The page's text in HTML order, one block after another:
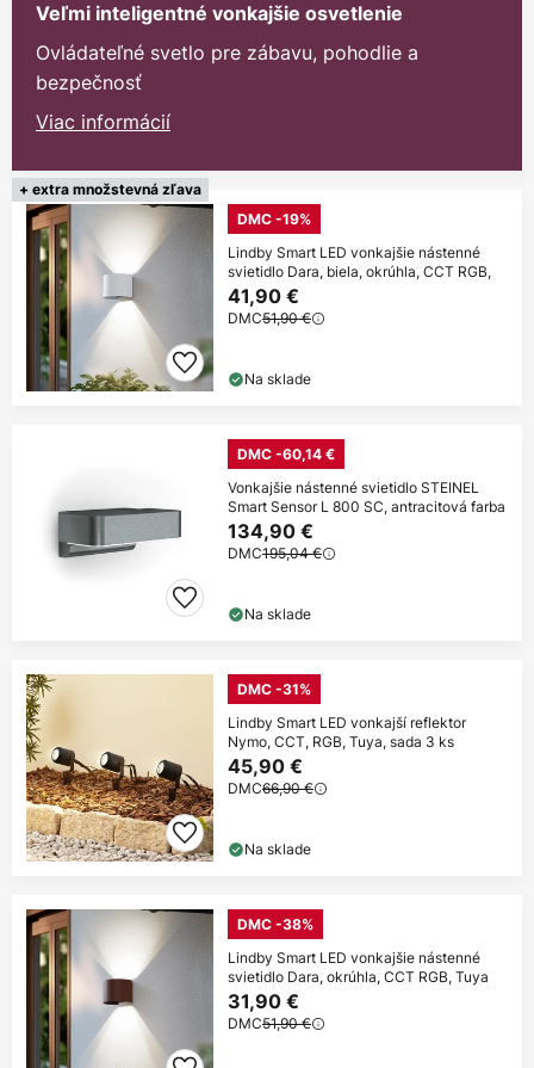
Veľmi inteligentné vonkajšie osvetlenie
Ovládateľné svetlo pre zábavu, pohodlie a
bezpečnosť
Viac informácií
+ extra množstevná zľava
DMC -19%
Lindby Smart LED vonkajšie nástenné
svietidlo Dara, biela, okrúhla, CCT RGB,
41,90 €
DMC51,90 €
Na sklade
DMC -60,14 €
Vonkajšie nástenné svietidlo STEINEL
Smart Sensor L 800 SC, antracitová farba
134,90 €
DMC195,04 €
Na sklade
DMC -31%
Lindby Smart LED vonkajší reflektor
Nymo, CCT, RGB, Tuya, sada 3 ks
45,90 €
DMC66,90 €
Na sklade
DMC -38%
Lindby Smart LED vonkajšie nástenné
svietidlo Dara, okrúhla, CCT RGB, Tuya
31,90 €
DMC51,90 €